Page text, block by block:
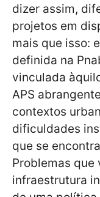
dizer assim,
projetos em
mais que isso:
definida na
vinculada
APS
contextos
dificuldades
que se
Problemas que
infraestrutura